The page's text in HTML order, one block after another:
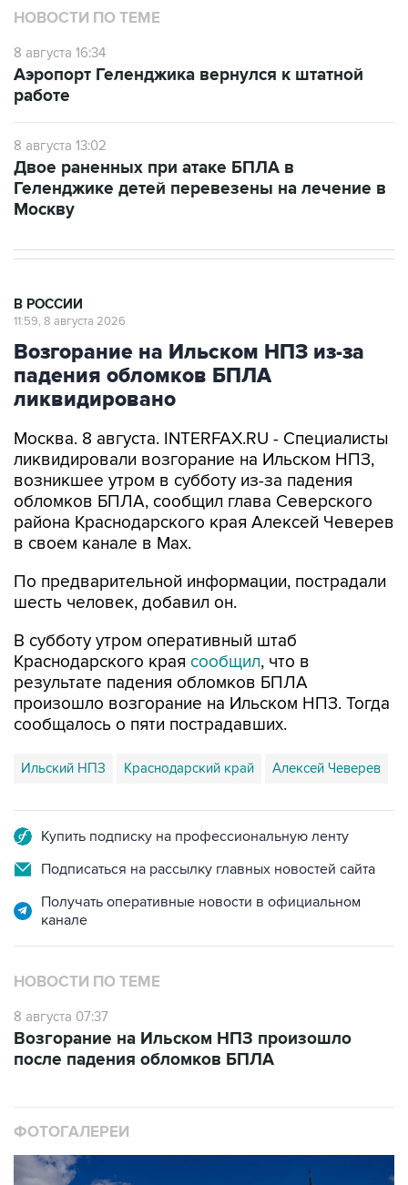
8 августа 16:34
работе
8 августа 13:02
Геленджике детей перевезены на лечение в
Москву
Возгорание на Ильском НПЗ из-за
падения обломков БПЛА
ликвидировано
Москва. 8 августа. INTERFAX.RU - Специалисты
возникшее утром в субботу из-за падения
обломков БПЛА, сообщил глава Северского
района Краснодарского края Алексей Чеверев
в своем канале в Max.
По предварительной информации, пострадали
В субботу утром оперативный штаб
результате падения обломков БПЛА
произошло возгорание на Ильском НПЗ. Тогда
сообщалось о пяти пострадавших.
Ильский НПЗ Краснодарский край Алексей Чеверев
Подписаться на рассылку главных новостей сайта
Получать оперативные новости в официальном
НОВОСТИ ПО ТЕМЕ
8 августа 07:37
после падения обломков БПЛА